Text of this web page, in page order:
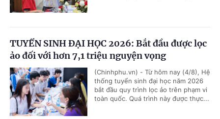
TUYỂN SINH ĐẠI HỌC 2026: Bắt đầu được lọc
ảo đối với hơn 7,1 triệu nguyện vọng
(Chinhphu.vn) - Từ hôm nay (4/8), Hệ
thống tuyển sinh đại học năm 2026
bắt đầu quy trình lọc ảo trên phạm vi
toàn quốc. Quá trình này được thực...